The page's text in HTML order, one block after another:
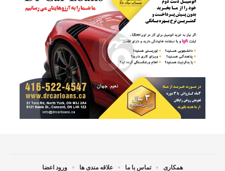
همکاری تماس با ما علاقه مندی ها ورود اعضا